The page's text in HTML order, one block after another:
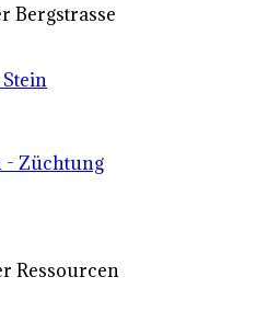
Bergstrasse
- Züchtung
Ressourcen